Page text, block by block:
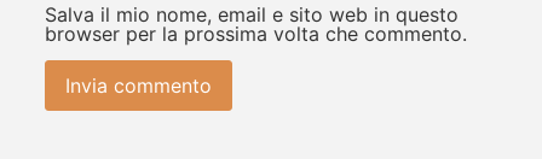
Salva il mio nome, email e sito web in questo
browser per la prossima volta che commento.